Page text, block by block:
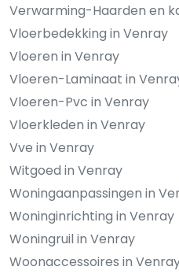
Verwarming-Haarden en
Vloerbedekking in Venray
Vloeren in Venray
Vloeren-Laminaat in
Vloeren-Pvc in Venray
Vloerkleden in Venray
Vve in Venray
Witgoed in Venray
Woningaanpassingen in
Woninginrichting in Venray
Woningruil in Venray
Woonaccessoires in